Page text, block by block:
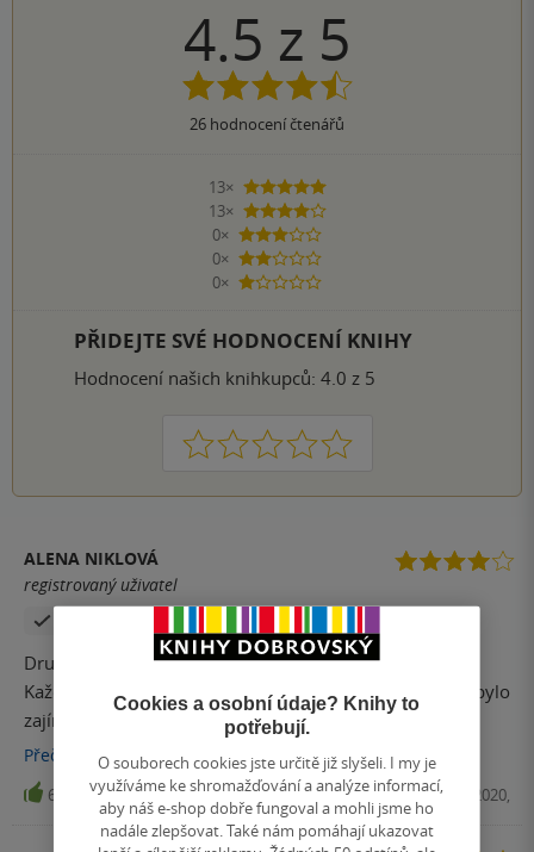
4.5 z 5
26 hodnocení čtenářů
13×
5 hvězdiček
13×
4 hvězdičky
0×
3 hvězdičky
0×
2 hvězdičky
0×
1 hvezdička
PŘIDEJTE SVÉ HODNOCENÍ KNIHY
Hodnocení našich knihkupců: 4.0 z 5
1 2 3 4 5
ALENA NIKLOVÁ
registrovaný uživatel
Druhý díl se mi líbil, ale jednička byla jednička .
Každopádně útěk do ghetta a rozdělení Bena s Hošiko, bylo
zajímavé. Vysvobození ostatních celkem napínavé a
otevřený konec ... Nechám se překvapit zda-li bude
pokračování . Knihu doporučuji.
Přečíst více
6 E-kniha, King Cool, 2020,
Cookies a osobní údaje? Knihy to
potřebují.
O souborech cookies jste určitě již slyšeli. I my je
využíváme ke shromažďování a analýze informací,
aby náš e-shop dobře fungoval a mohli jsme ho
nadále zlepšovat. Také nám pomáhají ukazovat